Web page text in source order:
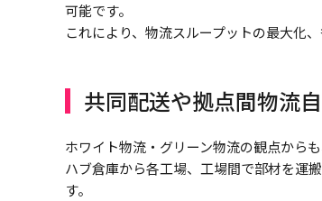
可能です。
これにより、物流スループットの最大化
共同配送や拠点間物流
ホワイト物流・グリーン物流の観点から
ハブ倉庫から各工場、工場間で部材を運
す。